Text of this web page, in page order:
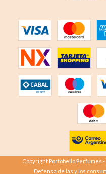
Copyright Portobello Perfumes
Defensa de las y los